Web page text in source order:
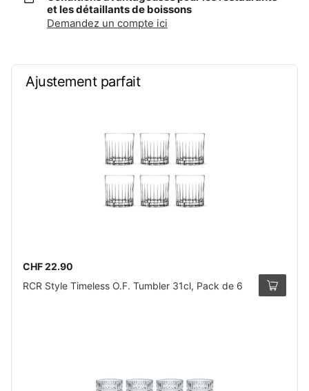
et les détaillants de boissons
Demandez un compte ici
Ajustement parfait
CHF 22.90
RCR Style Timeless O.F. Tumbler 31cl, Pack de 6